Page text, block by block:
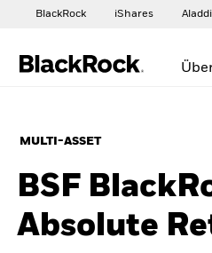
BlackRock iShares
MULTI-ASSET
BSF
Absolute